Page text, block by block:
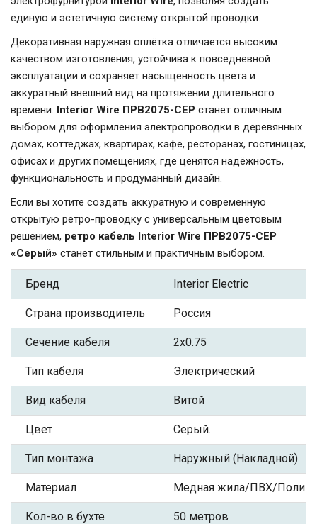
единую и эстетичную систему открытой проводки.
Декоративная наружная оплётка отличается высоким
качеством изготовления, устойчива к повседневной
эксплуатации и сохраняет насыщенность цвета и
аккуратный внешний вид на протяжении длительного
времени. Interior Wire ПРВ2075-СЕР станет отличным
выбором для оформления электропроводки в деревянных
домах, коттеджах, квартирах, кафе, ресторанах, гостиницах,
офисах и других помещениях, где ценятся надёжность,
функциональность и продуманный дизайн.
Если вы хотите создать аккуратную и современную
открытую ретро-проводку с универсальным цветовым
решением, ретро кабель Interior Wire ПРВ2075-СЕР
«Серый» станет стильным и практичным выбором.
Бренд Interior Electric
Страна производитель Россия
Сечение кабеля 2x0.75
Тип кабеля Электрический
Вид кабеля Витой
Цвет Серый.
Тип монтажа Наружный (Накладной)
Материал Медная жила/ПВХ/
Кол-во в бухте 50 метров